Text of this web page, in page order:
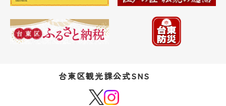
台東区観光課公式SNS